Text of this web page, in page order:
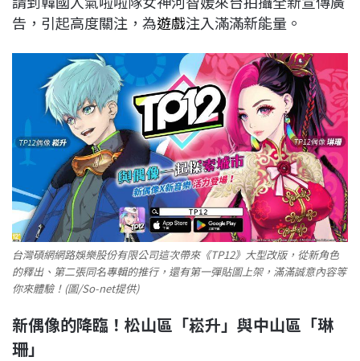
告，引起高度關注，為遊戲注入滿滿新能量。
台灣碩網網路娛樂股份有限公司這次帶來《TP12》大型改版，從新角色
的釋出、第二張同名專輯的推行，還有第一彈貼圖上架，滿滿誠意內容等
你來體驗！(圖/So-net提供)
新偶像的降臨！松山區「崧升」與中山區「琳
珊」